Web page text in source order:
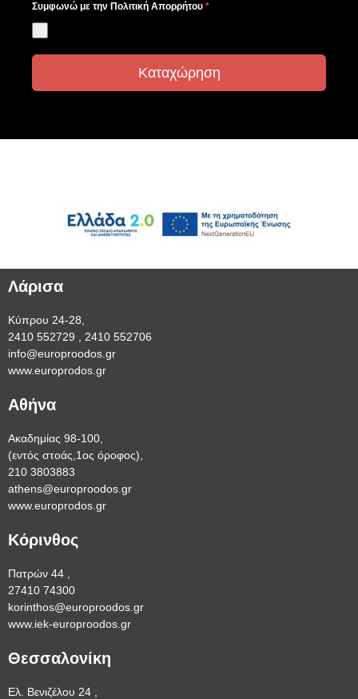
Συμφωνώ με την Πολιτική Απορρήτου *
Καταχώρηση
Λάρισα
Κύπρου 24-28,
2410 552729 , 2410 552706
info@europroodos.gr
www.europrodos.gr
Αθήνα
Ακαδημίας 98-100,
(εντός στοάς,1ος όροφος),
210 3803883
athens@europroodos.gr
www.europrodos.gr
Κόρινθος
Πατρών 44 ,
27410 74300
korinthos@europroodos.gr
www.iek-europroodos.gr
Θεσσαλονίκη
Ελ. Βενιζέλου 24 ,